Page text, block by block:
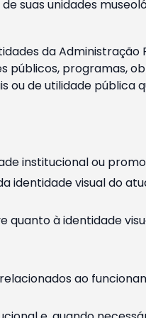
suas unidades
da Administração
programas,
ou de utilidade pública
institucional ou
identidade visual do
quanto à identidade
ao